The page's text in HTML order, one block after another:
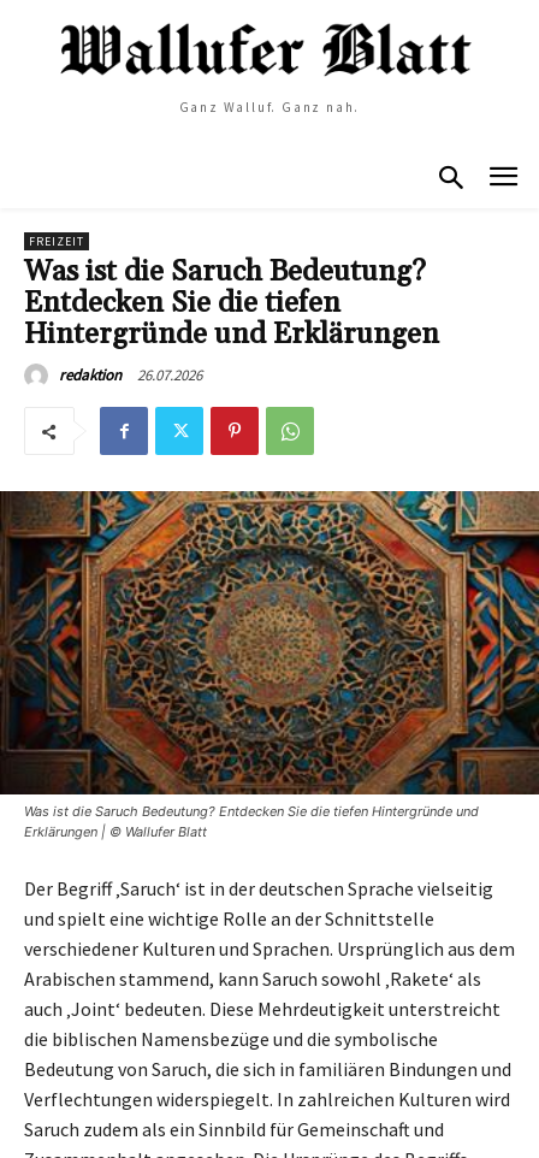
Ganz Walluf. Ganz nah.
FREIZEIT
Was ist die Saruch Bedeutung?
Entdecken Sie die tiefen
Hintergründe und Erklärungen
redaktion 26.07.2026
Was ist die Saruch Bedeutung? Entdecken Sie die tiefen Hintergründe und
Erklärungen | © Wallufer Blatt
Der Begriff ‚Saruch‘ ist in der deutschen Sprache vielseitig
und spielt eine wichtige Rolle an der Schnittstelle
verschiedener Kulturen und Sprachen. Ursprünglich aus dem
Arabischen stammend, kann Saruch sowohl ‚Rakete‘ als
auch ‚Joint‘ bedeuten. Diese Mehrdeutigkeit unterstreicht
die biblischen Namensbezüge und die symbolische
Bedeutung von Saruch, die sich in familiären Bindungen und
Verflechtungen widerspiegelt. In zahlreichen Kulturen wird
Saruch zudem als ein Sinnbild für Gemeinschaft und